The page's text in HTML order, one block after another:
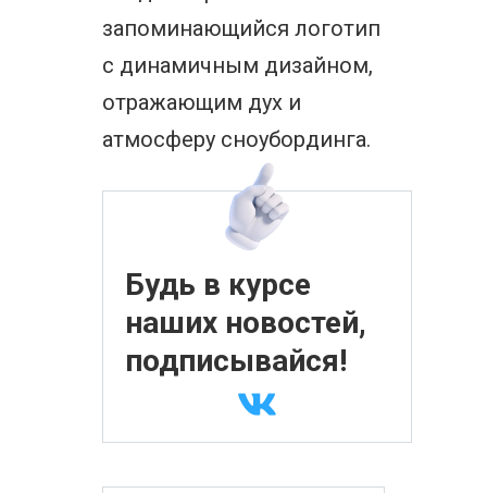
запоминающийся логотип
с динамичным дизайном,
отражающим дух и
атмосферу сноубординга.
Будь в курсе
наших новостей,
подписывайся!